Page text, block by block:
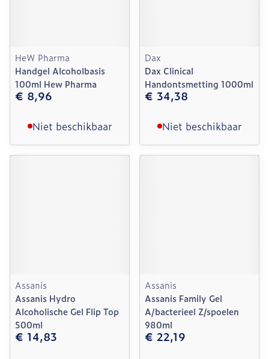
HeW Pharma
Handgel Alcoholbasis
100ml Hew Pharma
€ 8,96
Niet beschikbaar
Dax
Dax Clinical
Handontsmetting 1000ml
€ 34,38
Niet beschikbaar
Assanis
Assanis Hydro
Alcoholische Gel Flip Top
500ml
€ 14,83
Assanis
Assanis Family Gel
A/bacterieel Z/spoelen
980ml
€ 22,19